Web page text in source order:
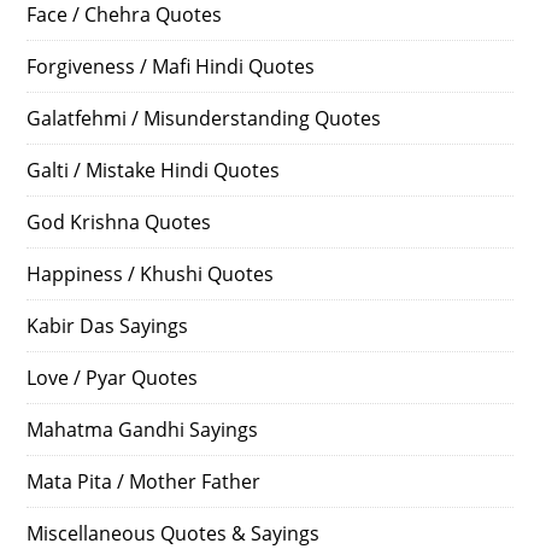
Face / Chehra Quotes
Forgiveness / Mafi Hindi Quotes
Galatfehmi / Misunderstanding Quotes
Galti / Mistake Hindi Quotes
God Krishna Quotes
Happiness / Khushi Quotes
Kabir Das Sayings
Love / Pyar Quotes
Mahatma Gandhi Sayings
Mata Pita / Mother Father
Miscellaneous Quotes & Sayings